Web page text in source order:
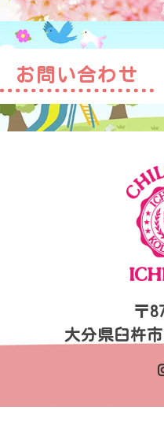
お問い合わせ
〒
大分県臼杵